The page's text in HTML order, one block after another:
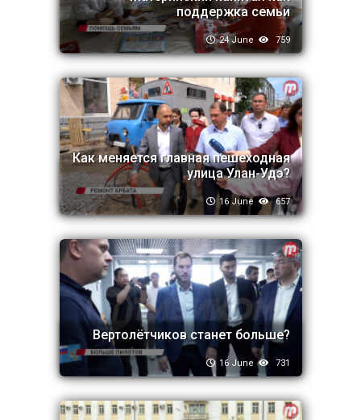
поддержка семьи
24 June 759
Как меняется главная пешеходная
улица Улан-Удэ?
16 June 657
Вертолётчиков станет больше?
16 June 731